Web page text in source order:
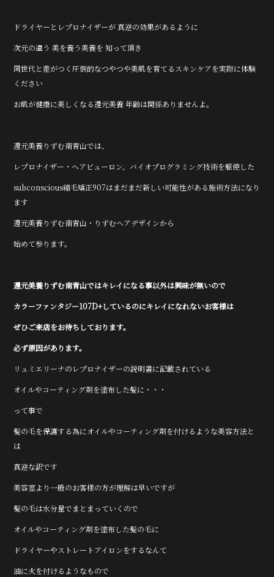
ドライヤーとレプロナイザーが 真逆の効果があるように
次元の違う 美を養う美養を 知って頂き
同世代と差がつく圧倒的なつやつや美肌を育てるスキンケアを実際に体験
ください
お肌が健康に美しくなる還元美養 年齢は関係ありませんよ。
還元美養りずむ南青山では、
レプロナイザー・ヘアビューロン、バイオプログラミング技術を駆使した
subconscious縮毛矯正907はまだまだ新しい可能性がある施術方法になり
ます
還元美養りずむ南青山・りずむヘアデザインから
始めて参ります。
還元美養りずむ南青山ではキレイになる事以外は興味が無いので
カラーファンタジー107D+しているのにキレイになれないお客様は
ぜひご来店をお待ちしております。
必ず原因があります。
リュミエリーナのレプロナイザーの説明書に記載されている
オイルやコーティング剤を塗布した髪に・・・
って事で
髪の毛を保護する為にオイルやコーティング剤を付けるような美容方法と
は
真逆な訳です
美容室より一般のお客様の方が理解は早いですが
髪の毛は水分量でまとまっていくので
オイルやコーティング剤を塗布した髪の毛に
ドライヤーやストレートアイロンをするなんて
油に火を付けるようなもので